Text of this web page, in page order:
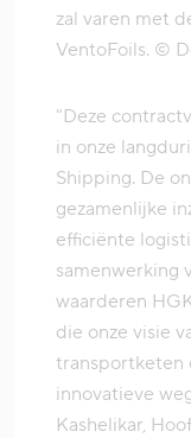
zal varen met
VentoFoils. ©
"Deze
in onze
Shipping. De
gezamenlijke
efficiënte
samenwerking
waarderen
die onze visie
transportketen
innovatieve
Kashelikar,